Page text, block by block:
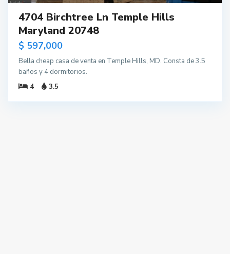
4704 Birchtree Ln Temple Hills
Maryland 20748
$ 597,000
Bella cheap casa de venta en Temple Hills, MD. Consta de 3.5
baños y 4 dormitorios.
4
3.5